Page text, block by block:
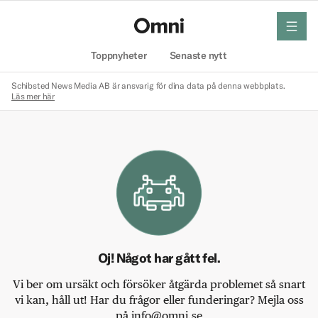
Toppnyheter Senaste nytt
meny
Schibsted News Media AB är ansvarig för dina data på denna webbplats.
Läs mer här
Oj! Något har gått fel.
Vi ber om ursäkt och försöker åtgärda problemet så snart
vi kan, håll ut! Har du frågor eller funderingar? Mejla oss